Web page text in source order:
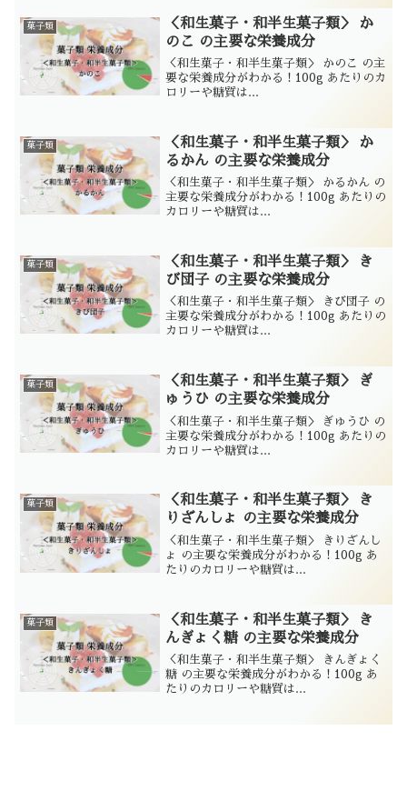
菓子類
＜和生菓子・和半生菓子類＞ か
のこ の主要な栄養成分
＜和生菓子・和半生菓子類＞ かのこ の主
要な栄養成分がわかる！100g あたりのカ
ロリーや糖質は...
菓子類
＜和生菓子・和半生菓子類＞ か
るかん の主要な栄養成分
＜和生菓子・和半生菓子類＞ かるかん の
主要な栄養成分がわかる！100g あたりの
カロリーや糖質は...
菓子類
＜和生菓子・和半生菓子類＞ き
び団子 の主要な栄養成分
＜和生菓子・和半生菓子類＞ きび団子 の
主要な栄養成分がわかる！100g あたりの
カロリーや糖質は...
菓子類
＜和生菓子・和半生菓子類＞ ぎ
ゅうひ の主要な栄養成分
＜和生菓子・和半生菓子類＞ ぎゅうひ の
主要な栄養成分がわかる！100g あたりの
カロリーや糖質は...
菓子類
＜和生菓子・和半生菓子類＞ き
りざんしょ の主要な栄養成分
＜和生菓子・和半生菓子類＞ きりざんし
ょ の主要な栄養成分がわかる！100g あ
たりのカロリーや糖質は...
菓子類
＜和生菓子・和半生菓子類＞ き
んぎょく糖 の主要な栄養成分
＜和生菓子・和半生菓子類＞ きんぎょく
糖 の主要な栄養成分がわかる！100g あ
たりのカロリーや糖質は...